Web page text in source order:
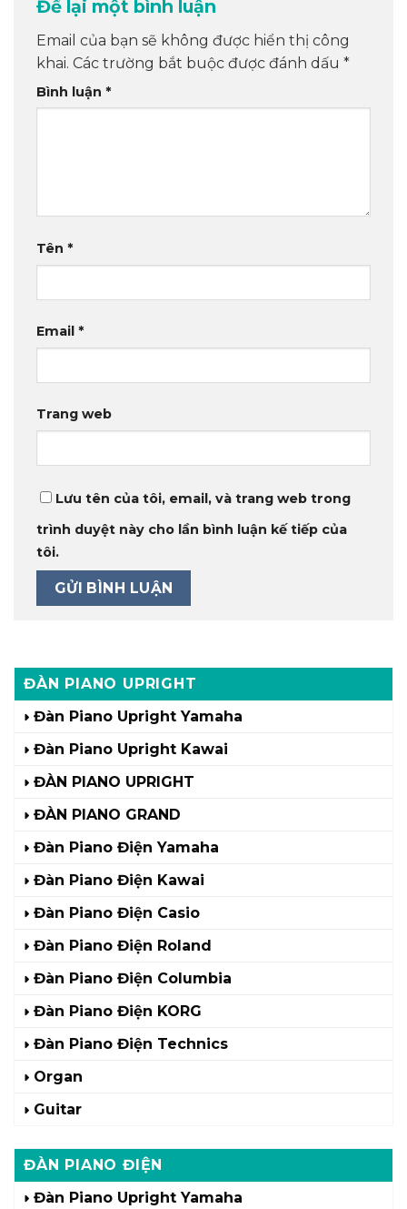
Để lại một bình luận
Email của bạn sẽ không được hiển thị công
khai. Các trường bắt buộc được đánh dấu *
Bình luận *
Tên *
Email *
Trang web
Lưu tên của tôi, email, và trang web trong
trình duyệt này cho lần bình luận kế tiếp của
tôi.
ĐÀN PIANO UPRIGHT
Đàn Piano Upright Yamaha
Đàn Piano Upright Kawai
ĐÀN PIANO UPRIGHT
ĐÀN PIANO GRAND
Đàn Piano Điện Yamaha
Đàn Piano Điện Kawai
Đàn Piano Điện Casio
Đàn Piano Điện Roland
Đàn Piano Điện Columbia
Đàn Piano Điện KORG
Đàn Piano Điện Technics
Organ
Guitar
ĐÀN PIANO ĐIỆN
Đàn Piano Upright Yamaha